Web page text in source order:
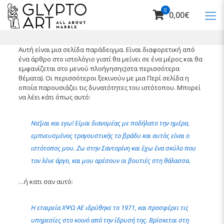
0 0,00€
Αυτή είναι μια σελίδα παράδειγμα. Είναι διαφορετική από
ένα άρθρο στο ιστολόγιο γιατί θα μείνει σε ένα μέρος και θα
εμφανίζεται στο μενού πλοήγησης(στα περισσότερα
θέματα). Οι περισσότεροι ξεκινούν με μια Περί σελίδα η
οποία παρουσιάζει τις δυνατότητες του ιστότοπου. Μπορεί
να λέει κάτι όπως αυτό:
Να΄’μαι και εγω! Είμαι διανομέας με ποδήλατο την ημέρα,
εμπνευσμένος τραγουστικής το βράδυ και αυτός είναι ο
ιστότοπος μου. Ζω στην Σαντορίνη και έχω ένα σκύλο που
τον λένε άργο, και μου αρέσουν οι βουτιές στη θάλασσα.
…ή κατι σαν αυτό:
Η εταιρεία ΧΨΩ ΑΕ ιδρύθηκε το 1971, και προσφέρει τις
υπηρεσίες στο κοινό από την ίδρυσή της. Βρίσκεται στη